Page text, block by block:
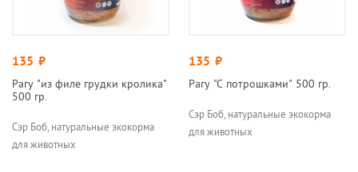
135 руб.
Рагу "из филе грудки кролика"
500 гр.
Сэр Боб, натуральные экокорма
для животных
135 руб.
Рагу "С потрошками" 500 гр.
Сэр Боб, натуральные экокорма
для животных